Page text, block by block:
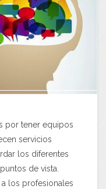
por tener equipos
servicios
los diferentes
de vista.
los profesionales